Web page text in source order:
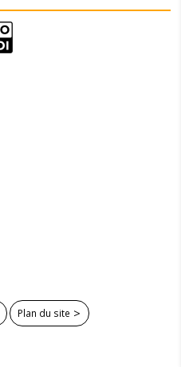
Plan du site